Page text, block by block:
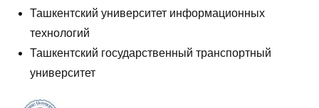
Ташкентский университет информационных
технологий
Ташкентский государственный транспортный
университет